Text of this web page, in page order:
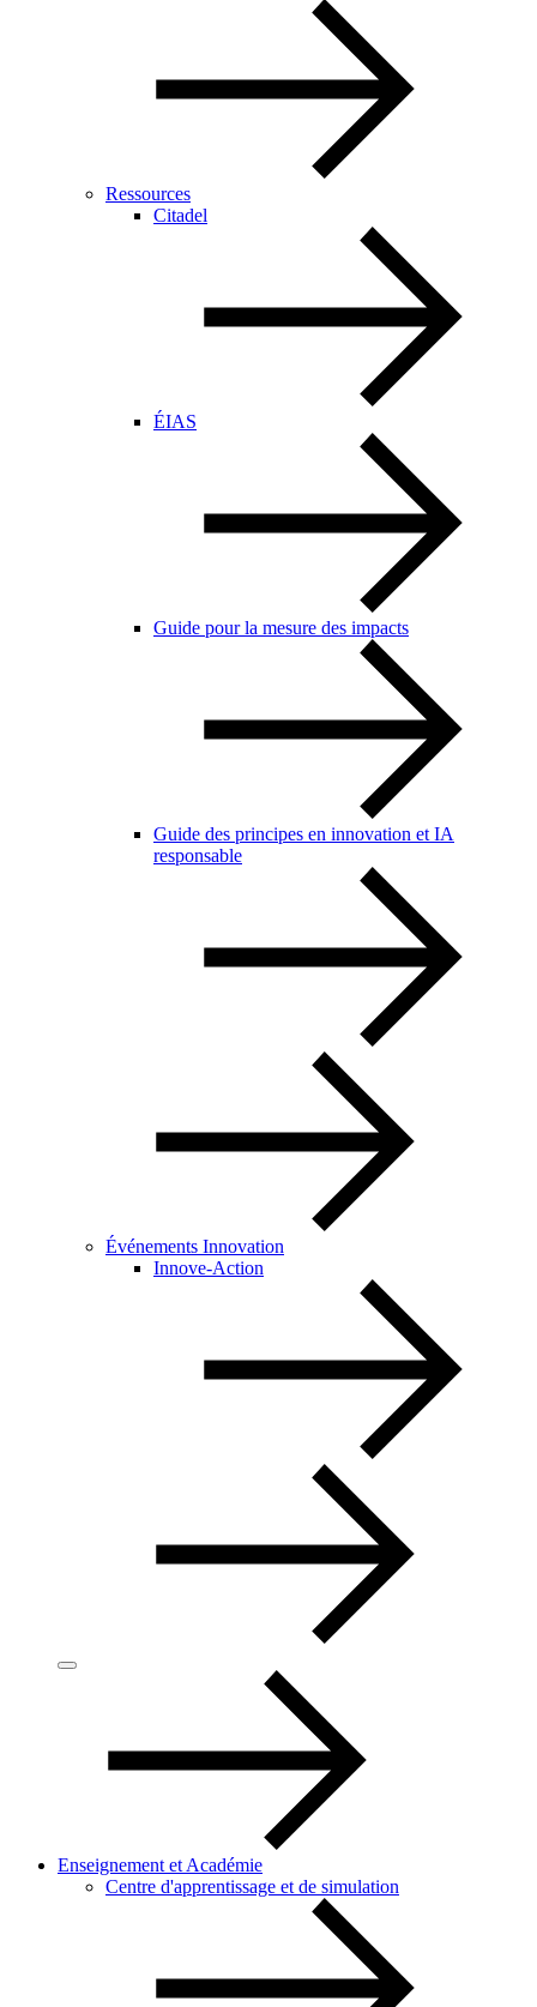
Ressources
Citadel
ÉIAS
Guide pour la mesure des impacts
Guide des principes en innovation et IA
responsable
Événements Innovation
Innove-Action
Enseignement et Académie
Centre d'apprentissage et de simulation